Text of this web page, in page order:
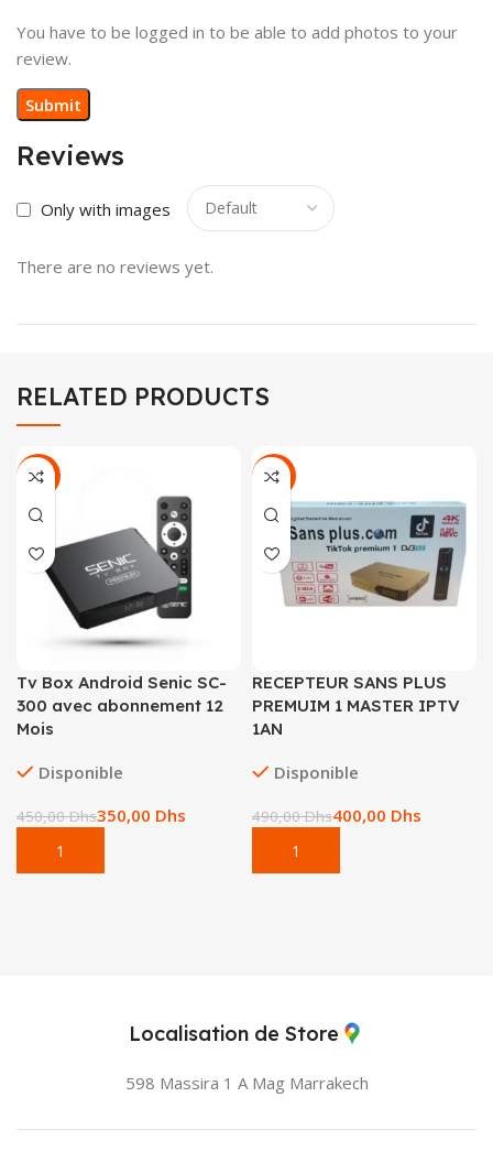
Reviews
Only with images
There are no reviews yet.
You have to be logged in to be able to add photos to your
review.
RELATED PRODUCTS
-22%
Tv Box Android Senic SC-
300 avec abonnement 12
Mois
Disponible
450,00Dhs350,00 Dhs
-18%
RECEPTEUR SANS PLUS
PREMUIM 1 MASTER IPTV
1AN
Disponible
490,00Dhs400,00 Dhs
Localisation de Store
598 Massira 1 A Mag Marrakech